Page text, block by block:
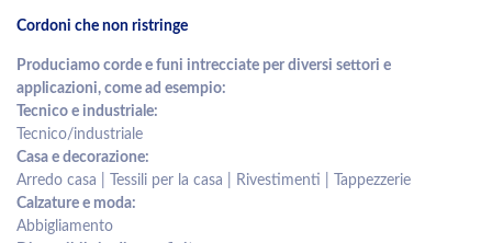
Cordoni che non ristringe
Produciamo corde e funi intrecciate per diversi settori e
applicazioni, come ad esempio:
Tecnico e industriale:
Tecnico/industriale
Casa e decorazione:
Arredo casa | Tessili per la casa | Rivestimenti | Tappezzerie
Calzature e moda:
Abbigliamento